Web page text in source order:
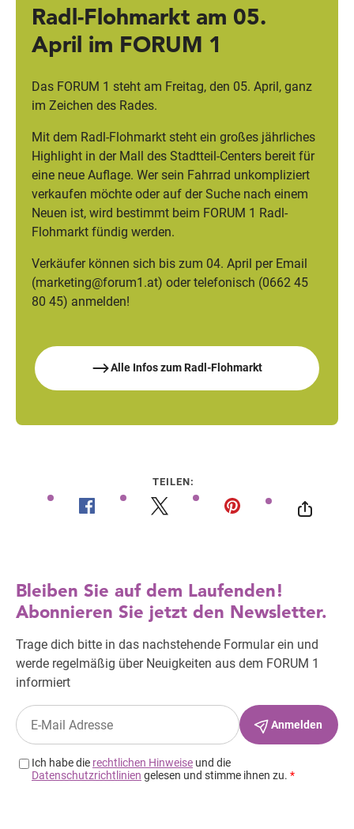
Radl-Flohmarkt am 05.
April im FORUM 1
Das FORUM 1 steht am Freitag, den 05. April, ganz
im Zeichen des Rades.
Mit dem Radl-Flohmarkt steht ein großes jährliches
Highlight in der Mall des Stadtteil-Centers bereit für
eine neue Auflage. Wer sein Fahrrad unkompliziert
verkaufen möchte oder auf der Suche nach einem
Neuen ist, wird bestimmt beim FORUM 1 Radl-
Flohmarkt fündig werden.
Verkäufer können sich bis zum 04. April per Email
(marketing@forum1.at) oder telefonisch (0662 45
80 45) anmelden!
Alle Infos zum Radl-Flohmarkt
TEILEN: